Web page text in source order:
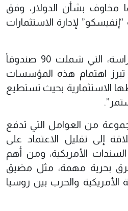
مخاوف بشأن الدولار، وفق
لإدارة الاستثمارات
وأوضحت رويترز أن الدراسة، التي شملت 90 صندوقاً
مركزياً، تبرز اهتمام هذه المؤسسات
الاستثمارية بحيث تستطيع
من العوامل التي تدفع
إلى تقليل الاعتماد على
السندات الأمريكية، ومن أهم
بحرية مهمة، مثل مضيق
الأمريكية والحرب بين روسيا